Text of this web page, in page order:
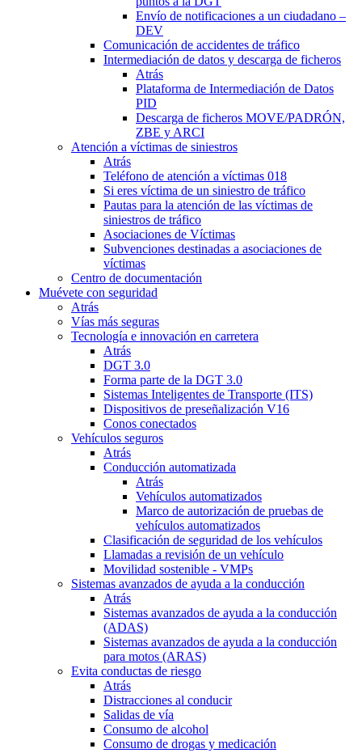
Envío de notificaciones a un ciudadano –
DEV
Comunicación de accidentes de tráfico
Intermediación de datos y descarga de ficheros
Atrás
Plataforma de Intermediación de Datos
PID
Descarga de ficheros MOVE/PADRÓN,
ZBE y ARCI
Atención a víctimas de siniestros
Atrás
Teléfono de atención a víctimas 018
Si eres víctima de un siniestro de tráfico
Pautas para la atención de las víctimas de
siniestros de tráfico
Asociaciones de Víctimas
Subvenciones destinadas a asociaciones de
víctimas
Centro de documentación
Muévete con seguridad
Atrás
Vías más seguras
Tecnología e innovación en carretera
Atrás
DGT 3.0
Forma parte de la DGT 3.0
Sistemas Inteligentes de Transporte (ITS)
Dispositivos de preseñalización V16
Conos conectados
Vehículos seguros
Atrás
Conducción automatizada
Atrás
Vehículos automatizados
Marco de autorización de pruebas de
vehículos automatizados
Clasificación de seguridad de los vehículos
Llamadas a revisión de un vehículo
Movilidad sostenible - VMPs
Sistemas avanzados de ayuda a la conducción
Atrás
Sistemas avanzados de ayuda a la conducción
(ADAS)
Sistemas avanzados de ayuda a la conducción
para motos (ARAS)
Evita conductas de riesgo
Atrás
Distracciones al conducir
Salidas de vía
Consumo de alcohol
Consumo de drogas y medicación